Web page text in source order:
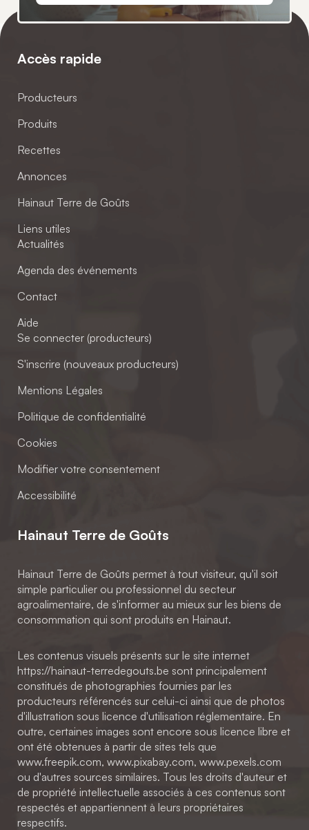
Accès rapide
Producteurs
Produits
Recettes
Annonces
Hainaut Terre de Goûts
Liens utiles
Actualités
Agenda des événements
Contact
Aide
Se connecter (producteurs)
S'inscrire (nouveaux producteurs)
Mentions Légales
Politique de confidentialité
Cookies
Modifier votre consentement
Accessibilité
Hainaut Terre de Goûts
Hainaut Terre de Goûts permet à tout visiteur, qu'il soit
simple particulier ou professionnel du secteur
agroalimentaire, de s'informer au mieux sur les biens de
consommation qui sont produits en Hainaut.
Les contenus visuels présents sur le site internet
https://hainaut-terredegouts.be sont principalement
constitués de photographies fournies par les
producteurs référencés sur celui-ci ainsi que de photos
d'illustration sous licence d'utilisation réglementaire. En
outre, certaines images sont encore sous licence libre et
ont été obtenues à partir de sites tels que
www.freepik.com, www.pixabay.com, www.pexels.com
ou d'autres sources similaires. Tous les droits d'auteur et
de propriété intellectuelle associés à ces contenus sont
respectés et appartiennent à leurs propriétaires
respectifs.